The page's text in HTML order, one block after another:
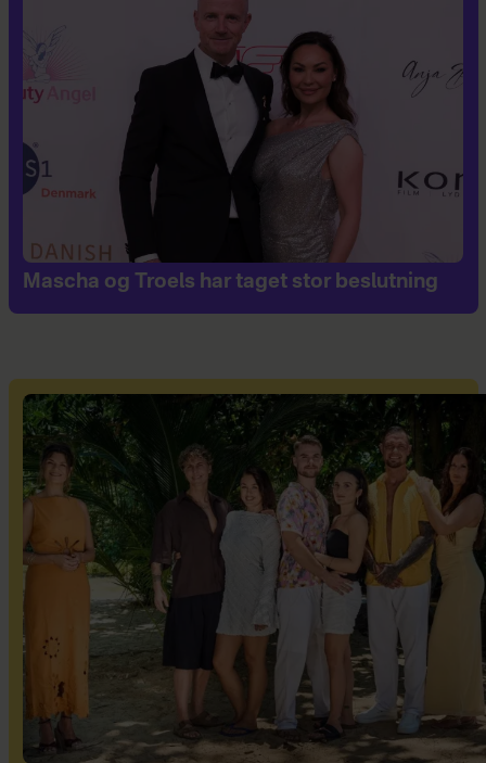
Mascha og Troels har taget stor beslutning